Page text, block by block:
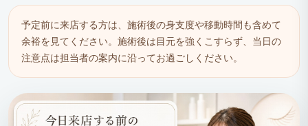
予定前に来店する方は、施術後の身支度や移動時間も含めて
余裕を見てください。施術後は目元を強くこすらず、当日の
注意点は担当者の案内に沿ってお過ごしください。